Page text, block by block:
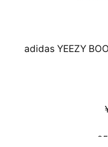
adidas YEEZY